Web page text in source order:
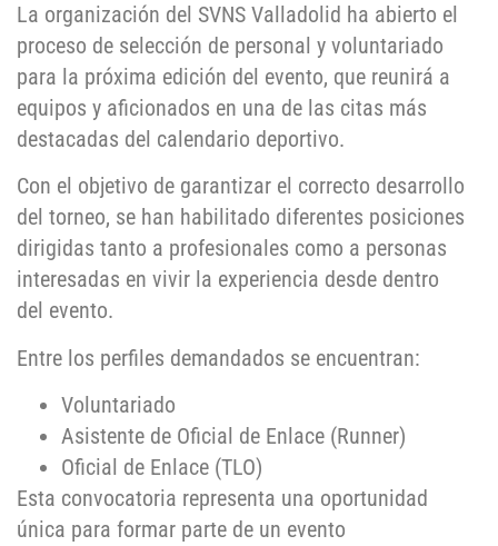
La organización del SVNS Valladolid ha abierto el
proceso de selección de personal y voluntariado
para la próxima edición del evento, que reunirá a
equipos y aficionados en una de las citas más
destacadas del calendario deportivo.
Con el objetivo de garantizar el correcto desarrollo
del torneo, se han habilitado diferentes posiciones
dirigidas tanto a profesionales como a personas
interesadas en vivir la experiencia desde dentro
del evento.
Entre los perfiles demandados se encuentran:
Voluntariado
Asistente de Oficial de Enlace (Runner)
Oficial de Enlace (TLO)
Esta convocatoria representa una oportunidad
única para formar parte de un evento